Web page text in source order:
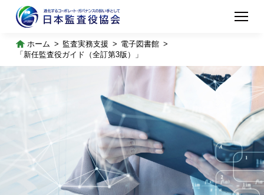
ホーム 監査実務支援
電子図書館
「新任監査役ガイド（全訂第3版）」